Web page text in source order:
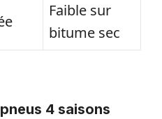
Faible sur
bitume sec
4 saisons